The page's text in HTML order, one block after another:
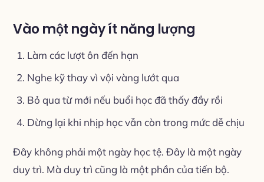
Vào một ngày ít năng lượng
Làm các lượt ôn đến hạn
Nghe kỹ thay vì vội vàng lướt qua
Bỏ qua từ mới nếu buổi học đã thấy đầy rồi
Dừng lại khi nhịp học vẫn còn trong mức dễ chịu
Đây không phải một ngày học tệ. Đây là một ngày
duy trì. Mà duy trì cũng là một phần của tiến bộ.